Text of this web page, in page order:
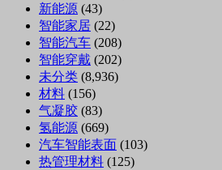
新能源 (43)
智能家居 (22)
智能汽车 (208)
智能穿戴 (202)
未分类 (8,936)
材料 (156)
气凝胶 (83)
氢能源 (669)
汽车智能表面 (103)
热管理材料 (125)